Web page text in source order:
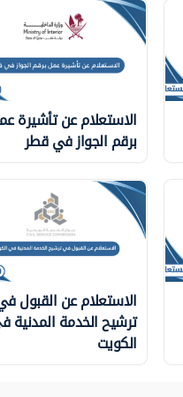
الاستعلام عن تأشيرة
برقم الجواز في قطر
الاستعلام عن القبول
ترشيح الخدمة المدنية
الكويت